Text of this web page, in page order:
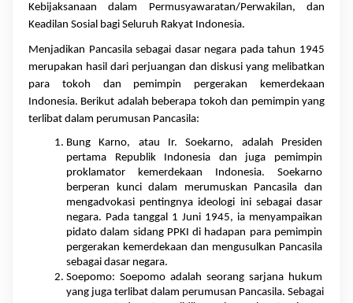
Kebijaksanaan dalam Permusyawaratan/Perwakilan, dan
Keadilan Sosial bagi Seluruh Rakyat Indonesia.
Menjadikan Pancasila sebagai dasar negara pada tahun 1945
merupakan hasil dari perjuangan dan diskusi yang melibatkan
para tokoh dan pemimpin pergerakan kemerdekaan
Indonesia. Berikut adalah beberapa tokoh dan pemimpin yang
terlibat dalam perumusan Pancasila:
Bung Karno, atau Ir. Soekarno, adalah Presiden
pertama Republik Indonesia dan juga pemimpin
proklamator kemerdekaan Indonesia. Soekarno
berperan kunci dalam merumuskan Pancasila dan
mengadvokasi pentingnya ideologi ini sebagai dasar
negara. Pada tanggal 1 Juni 1945, ia menyampaikan
pidato dalam sidang PPKI di hadapan para pemimpin
pergerakan kemerdekaan dan mengusulkan Pancasila
sebagai dasar negara.
Soepomo: Soepomo adalah seorang sarjana hukum
yang juga terlibat dalam perumusan Pancasila. Sebagai